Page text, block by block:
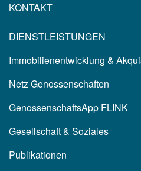
KONTAKT
DIENSTLEISTUNGEN
Immobilienentwicklung &
Netz Genossenschaften
GenossenschaftsApp FLINK
Gesellschaft & Soziales
Publikationen